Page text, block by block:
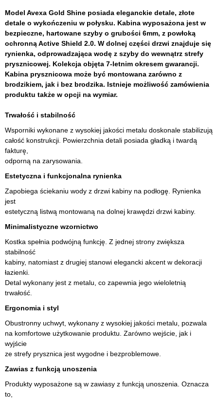
Model Avexa Gold Shine posiada eleganckie detale, złote
detale o wykończeniu w połysku. Kabina wyposażona jest w
bezpieczne, hartowane szyby o grubości 6mm, z powłoką
ochronną Active Shield 2.0. W dolnej części drzwi znajduje się
rynienka, odprowadzająca wodę z szyby do wewnątrz strefy
prysznicowej. Kolekcja objęta 7-letnim okresem gwarancji.
Kabina prysznicowa może być montowana zarówno z
brodzikiem, jak i bez brodzika. Istnieje możliwość zamówienia
produktu także w opcji na wymiar.
Trwałość i stabilność
Wsporniki wykonane z wysokiej jakości metalu doskonale stabilizują
całość konstrukcji. Powierzchnia detali posiada gładką i twardą
fakturę,
odporną na zarysowania.
Estetyczna i funkcjonalna rynienka
Zapobiega ściekaniu wody z drzwi kabiny na podłogę. Rynienka
jest
estetyczną listwą montowaną na dolnej krawędzi drzwi kabiny.
Minimalistyczne wzornictwo
Kostka spełnia podwójną funkcję. Z jednej strony zwiększa
stabilność
kabiny, natomiast z drugiej stanowi elegancki akcent w dekoracji
łazienki.
Detal wykonany jest z metalu, co zapewnia jego wieloletnią
trwałość.
Ergonomia i styl
Obustronny uchwyt, wykonany z wysokiej jakości metalu, pozwala
na komfortowe użytkowanie produktu. Zarówno wejście, jak i
wyjście
ze strefy prysznica jest wygodne i bezproblemowe.
Zawias z funkcją unoszenia
Produkty wyposażone są w zawiasy z funkcją unoszenia. Oznacza
to,